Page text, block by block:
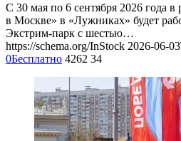
С 30 мая по 6 сентября 2026 года в
в Москве» в «Лужниках» будет
Экстрим-парк с шестью…
https://schema.org/InStock 2026-06-
0Бесплатно 4262 34